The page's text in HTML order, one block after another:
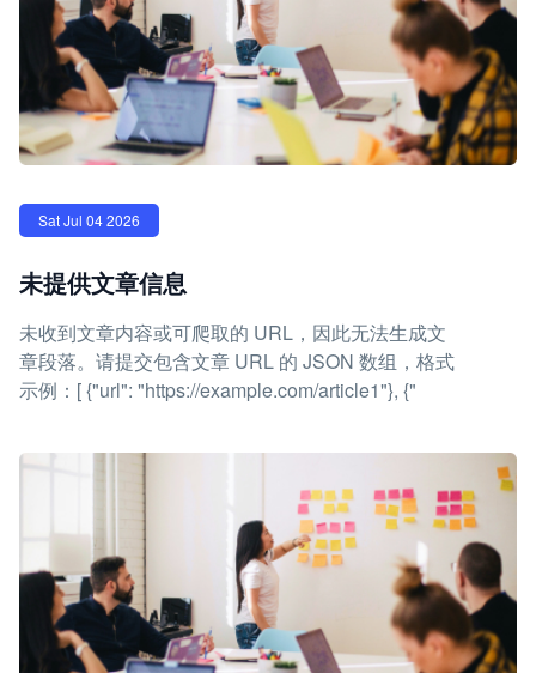
Sat Jul 04 2026
未提供文章信息
未收到文章内容或可爬取的 URL，因此无法生成文
章段落。请提交包含文章 URL 的 JSON 数组，格式
示例：[ {"url": "https://example.com/article1"}, {"